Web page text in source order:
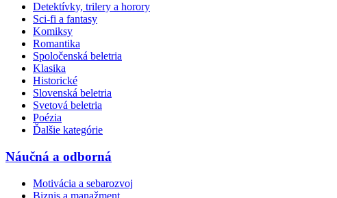
Detektívky, trilery a horory
Sci-fi a fantasy
Komiksy
Romantika
Spoločenská beletria
Klasika
Historické
Slovenská beletria
Svetová beletria
Poézia
Ďalšie kategórie
Náučná a odborná
Motivácia a sebarozvoj
Biznis a manažment